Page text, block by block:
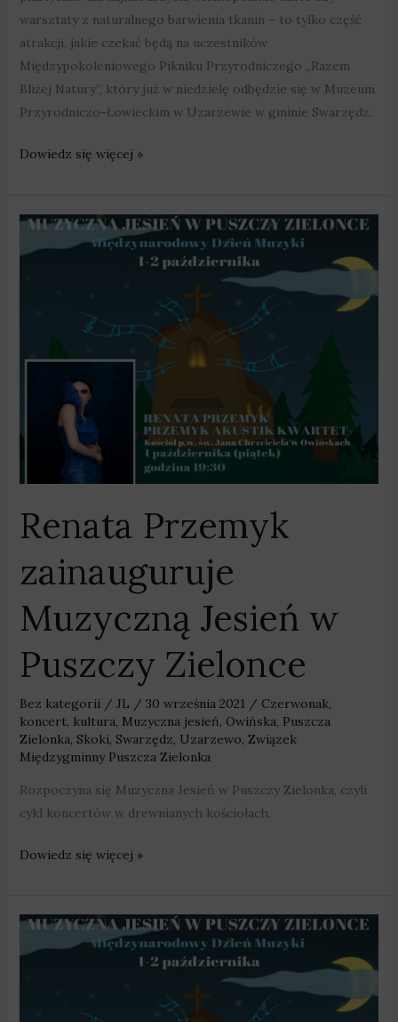
warsztaty z naturalnego barwienia tkanin – to tylko część
atrakcji, jakie czekać będą na uczestników
Międzypokoleniowego Pikniku Przyrodniczego „Razem
Bliżej Natury”, który już w niedzielę odbędzie się w Muzeum
Przyrodniczo-Łowieckim w Uzarzewie w gminie Swarzędz.
Dowiedz się więcej »
Renata Przemyk
zainauguruje
Muzyczną Jesień w
Puszczy Zielonce
Bez kategorii/ JL / 30 września 2021 / Czerwonak,
koncert, kultura, Muzyczna jesień, Owińska, Puszcza
Zielonka, Skoki, Swarzędz, Uzarzewo, Związek
Międzygminny Puszcza Zielonka
Rozpoczyna się Muzyczna Jesień w Puszczy Zielonka, czyli
cykl koncertów w drewnianych kościołach.
Renata
Przemyk
Puszczy
Zielonce
Dowiedz się więcej »
Renata
Przemyk